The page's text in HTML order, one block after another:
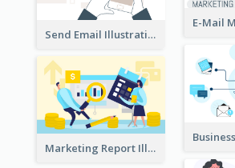
Send Email Illustration
Marketing Report Illustration